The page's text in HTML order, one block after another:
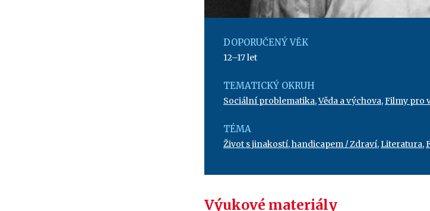
DOPORUČENÝ VĚK
12–17 let
TEMATICKÝ OKRUH
Sociální problematika,Věda a výchova,Filmy pro
TÉMA
Život s jinakostí, handicapem / Zdraví,Literatura,
Výukové materiály